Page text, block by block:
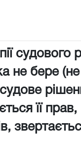
судового
не бере
її